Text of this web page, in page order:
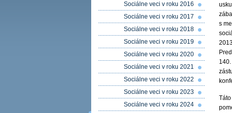
s
Sociálne veci v roku 2016
Sociálne veci v roku 2017
Sociálne veci v roku 2018
Sociálne veci v roku 2019
Sociálne veci v roku 2020
Sociálne veci v roku 2021
Sociálne veci v roku 2022
Sociálne veci v roku 2023
Sociálne veci v roku 2024